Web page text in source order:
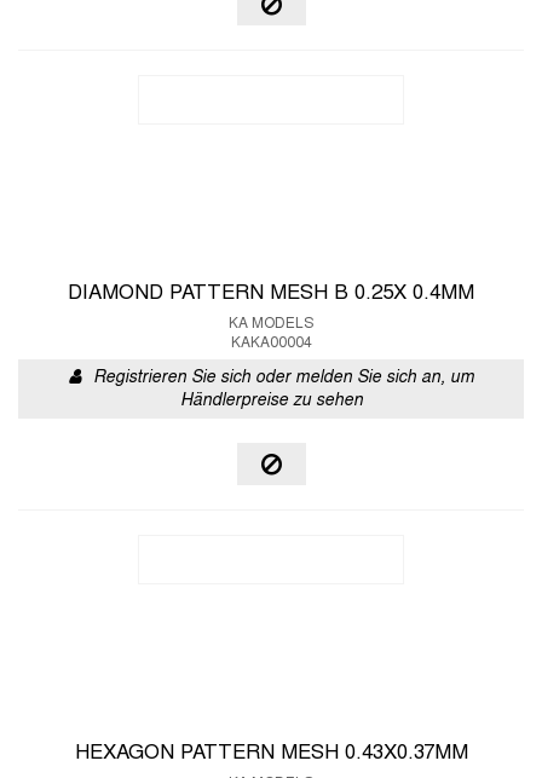
DIAMOND PATTERN MESH B 0.25X 0.4MM
KA MODELS
KAKA00004
Registrieren Sie sich oder melden Sie sich an, um
Händlerpreise zu sehen
HEXAGON PATTERN MESH 0.43X0.37MM